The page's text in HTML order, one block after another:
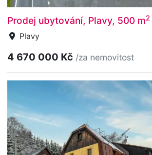
Prodej ubytování, Plavy, 500 m2
Plavy
4 670 000 Kč /za nemovitost